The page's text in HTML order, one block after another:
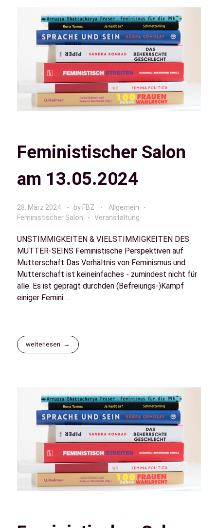
Feministischer Salon
am 13.05.2024
28. März 2024 by FBZ
Allgemein
Feministischer Salon
Veranstaltung
UNSTIMMIGKEITEN & VIELSTIMMIGKEITEN DES
MUTTER-SEINS Feministische Perspektiven auf
Mutterschaft Das Verhältnis von Feminismus und
Mutterschaft ist keineinfaches - zumindest nicht für
alle. Es ist geprägt durchden (Befreiungs-)Kampf
einiger Femini ...
weiterlesen